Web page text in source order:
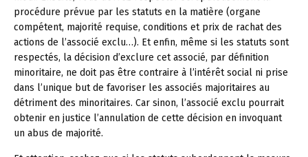
procédure prévue par les statuts en la matière (organe
compétent, majorité requise, conditions et prix de rachat des
actions de l’associé exclu…). Et enfin, même si les statuts sont
respectés, la décision d’exclure cet associé, par définition
minoritaire, ne doit pas être contraire à l’intérêt social ni prise
dans l’unique but de favoriser les associés majoritaires au
détriment des minoritaires. Car sinon, l’associé exclu pourrait
obtenir en justice l’annulation de cette décision en invoquant
un abus de majorité.